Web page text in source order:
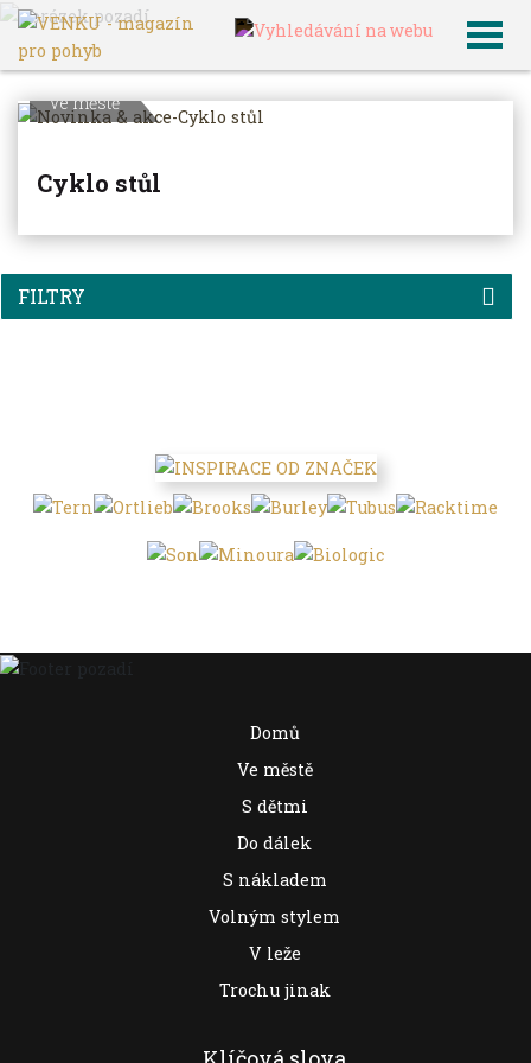
VENKU Archiv článků
FILTRY
Ve městě
Cyklo stůl
Domů
Ve městě
S dětmi
Do dálek
S nákladem
Volným stylem
V leže
Trochu jinak